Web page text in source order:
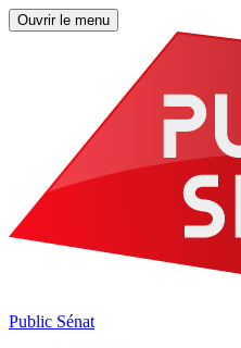
Ouvrir le menu
Public Sénat